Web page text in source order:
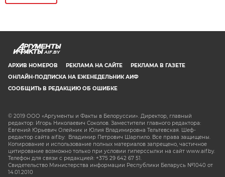
AIF.BY
АРХИВ НОМЕРОВ РЕКЛАМА НА САЙТЕ
РЕКЛАМА В ГАЗЕТЕ
ОНЛАЙН-ПОДПИСКА НА ЕЖЕНЕДЕЛЬНИК АИФ
СООБЩИТЬ В РЕДАКЦИЮ ОБ ОШИБКЕ
© 2019 ООО «Аргументы и Факты в Белоруссии». Директор, главный
редактор: Игорь Николаевич Соколов. Заместители главного редактора:
Евгений Юрьевич Олейник и Юлия Владимировна Тельтевская. Шеф-
редактор сайта aif.by: Владимир Петрович Шарпило. Все права защищены.
Копирование и использование полных материалов запрещено, частичное
цитирование возможно только при условии гиперссылки на сайт www.aif.by.
Телефон для связи с редакцией: +375 29 642 67 51.
Свидетельство Министерства информации Республики Беларусь №1040 от
14.01.2010